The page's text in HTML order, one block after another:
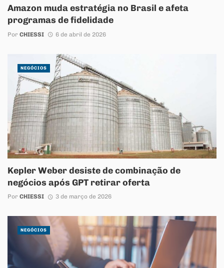
Amazon muda estratégia no Brasil e afeta
programas de fidelidade
Por CHIESSI 6 de abril de 2026
Kepler Weber desiste de combinação de
negócios após GPT retirar oferta
Por CHIESSI 3 de março de 2026
NEGÓCIOS
NEGÓCIOS